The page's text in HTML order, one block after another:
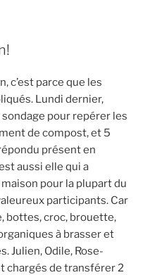
c’est parce que les
Lundi dernier,
pour repérer les
de compost, et 5
présent en
aussi elle qui a
pour la plupart du
participants. Car
bottes, croc, brouette,
à brasser et
Julien, Odile, Rose-
chargés de transférer 2